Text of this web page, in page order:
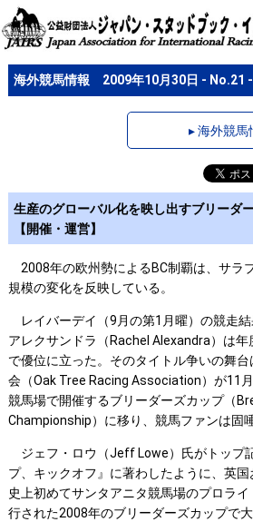
海外競馬情報 2009年10月30日 - No.21 -
▸ 海外競馬
生産のグローバル化を映し出すブリーダ
【開催・運営】
2008年の欧州勢によるBC制覇は、サラ
規模の変化を反映している。
レイバーデイ（9月の第1月曜）の競走
アレクサンドラ（Rachel Alexandra）は
で優位に立った。そのタイトル争いの舞
会（Oak Tree Racing Association）が11
競馬場で開催するブリーダーズカップ（
Championship）に移り、競馬ファンは固
ジェフ・ロウ（Jeff Lowe）氏がトップ
プ、キックオフ』に著わしたように、英国
史上初めてサンタアニタ競馬場のプロラ
行された2008年のブリーダーズカップで